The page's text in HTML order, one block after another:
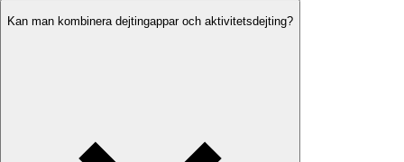
Kan man kombinera dejtingappar och aktivitetsdejting?